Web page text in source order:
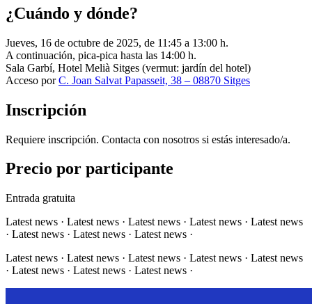
¿Cuándo y dónde?
Jueves, 16 de octubre de 2025, de 11:45 a 13:00 h.
A continuación, pica-pica hasta las 14:00 h.
Sala Garbí, Hotel Melià Sitges (vermut: jardín del hotel)
Acceso porC. Joan Salvat Papasseit, 38 – 08870 Sitges
Inscripción
Requiere inscripción. Contacta con nosotros si estás interesado/a.
Precio por participante
Entrada gratuita
Latest news · Latest news · Latest news · Latest news · Latest news
· Latest news · Latest news · Latest news ·
Latest news · Latest news · Latest news · Latest news · Latest news
· Latest news · Latest news · Latest news ·